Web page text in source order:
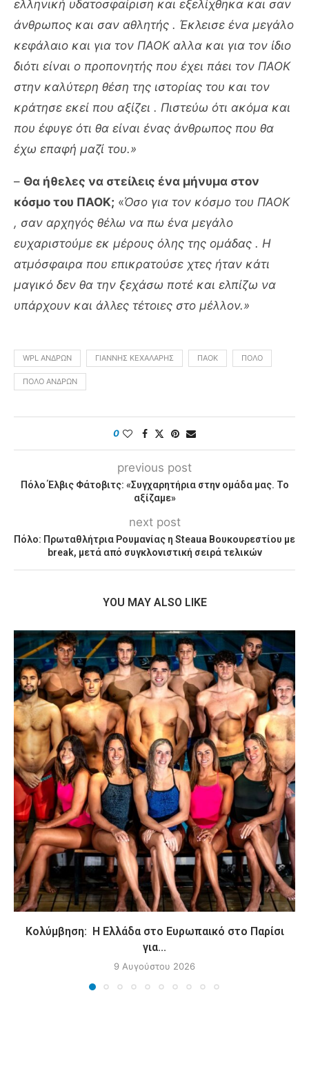
ελληνική υδατοσφαίριση και εξελίχθηκα και σαν
άνθρωπος και σαν αθλητής . Έκλεισε ένα μεγάλο
κεφάλαιο και για τον ΠΑΟΚ αλλα και για τον ίδιο
διότι είναι ο προπονητής που έχει πάει τον ΠΑΟΚ
στην καλύτερη θέση της ιστορίας του και τον
κράτησε εκεί που αξίζει . Πιστεύω ότι ακόμα και
που έφυγε ότι θα είναι ένας άνθρωπος που θα
έχω επαφή μαζί του.»
– Θα ήθελες να στείλεις ένα μήνυμα στον
κόσμο του ΠΑΟΚ; «Όσο για τον κόσμο του ΠΑΟΚ
, σαν αρχηγός θέλω να πω ένα μεγάλο
ευχαριστούμε εκ μέρους όλης της ομάδας . Η
ατμόσφαιρα που επικρατούσε χτες ήταν κάτι
μαγικό δεν θα την ξεχάσω ποτέ και ελπίζω να
υπάρχουν και άλλες τέτοιες στο μέλλον.»
WPL ΑΝΔΡΏΝ ΓΙΆΝΝΗΣ ΚΕΧΑΛΆΡΗΣ ΠΑΟΚ ΠΌΛΟ
ΠΌΛΟ ΑΝΔΡΏΝ
0
previous post
Πόλο Έλβις Φάτοβιτς: «Συγχαρητήρια στην ομάδα μας. Το
αξίζαμε»
next post
Πόλο: Πρωταθλήτρια Ρουμανίας η Steaua Βουκουρεστίου με
break, μετά από συγκλονιστική σειρά τελικών
YOU MAY ALSO LIKE
Κολύμβηση: Η Ελλάδα στο Ευρωπαικό στο Παρίσι
για...
9 Αυγούστου 2026